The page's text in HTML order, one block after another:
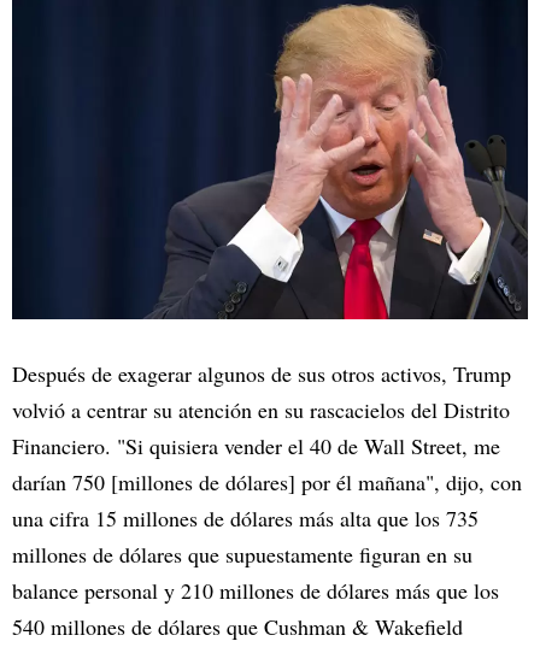
Después de exagerar algunos de sus otros activos, Trump
volvió a centrar su atención en su rascacielos del Distrito
Financiero. "Si quisiera vender el 40 de Wall Street, me
darían 750 [millones de dólares] por él mañana", dijo, con
una cifra 15 millones de dólares más alta que los 735
millones de dólares que supuestamente figuran en su
balance personal y 210 millones de dólares más que los
540 millones de dólares que Cushman & Wakefield